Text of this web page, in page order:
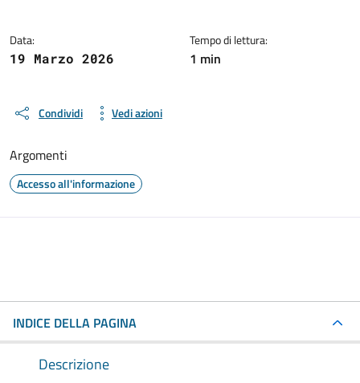
Data:
19 Marzo 2026
Tempo di lettura:
1 min
Condividi Vedi azioni
Argomenti
Accesso all'informazione
INDICE DELLA PAGINA
Descrizione